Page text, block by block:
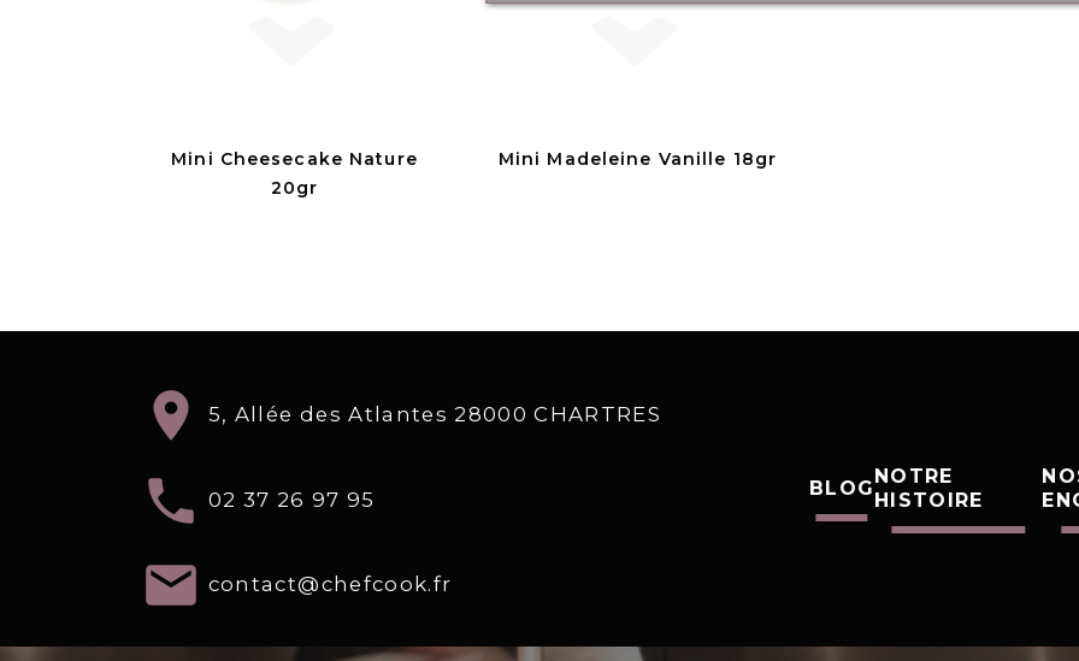
Mini Cheesecake Nature
20gr
Mini Madeleine Vanille 18gr
location_on 5, Allée des Atlantes 28000 CHARTRES
local_phone 02 37 26 97 95
email contact@chefcook.fr
BLOG
NOTRE
HISTOIRE